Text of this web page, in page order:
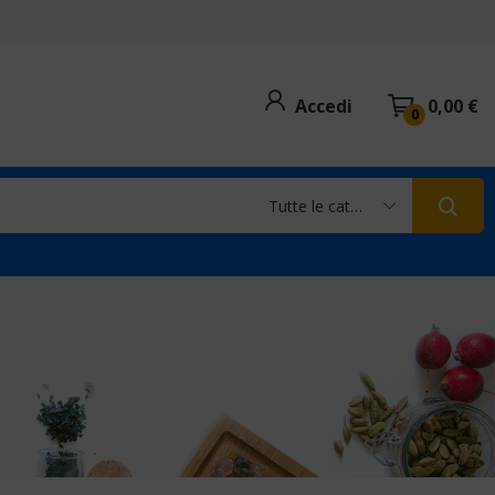
Accedi 0,00 €
0
Tutte le categorie